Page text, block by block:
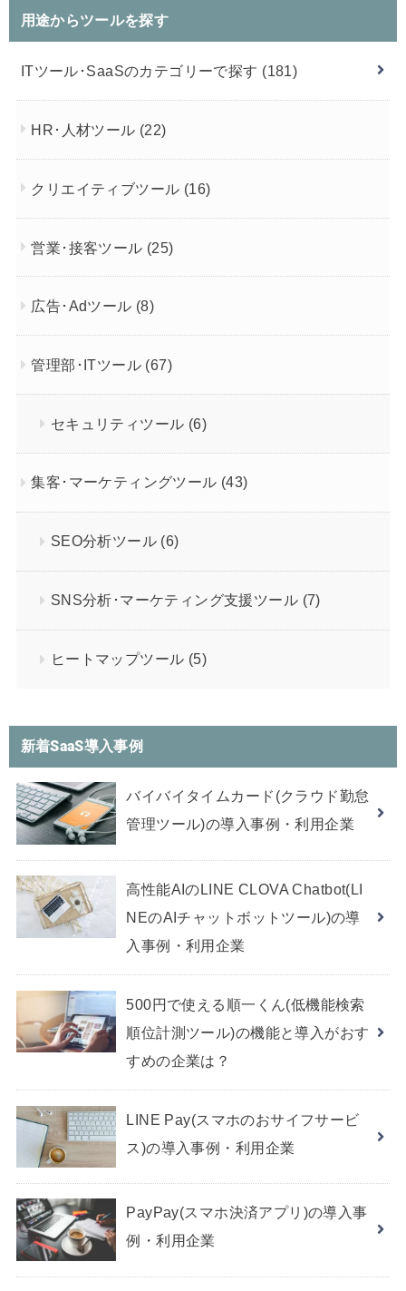
用途からツールを探す
ITツール･SaaSのカテゴリーで探す (181)
HR･人材ツール (22)
クリエイティブツール (16)
営業･接客ツール (25)
広告･Adツール (8)
管理部･ITツール (67)
セキュリティツール (6)
集客･マーケティングツール (43)
SEO分析ツール (6)
SNS分析･マーケティング支援ツール (7)
ヒートマップツール (5)
新着SaaS導入事例
バイバイタイムカード(クラウド勤怠
管理ツール)の導入事例・利用企業
高性能AIのLINE CLOVA Chatbot(LI
NEのAIチャットボットツール)の導
入事例・利用企業
500円で使える順一くん(低機能検索
順位計測ツール)の機能と導入がおす
すめの企業は？
LINE Pay(スマホのおサイフサービ
ス)の導入事例・利用企業
PayPay(スマホ決済アプリ)の導入事
例・利用企業